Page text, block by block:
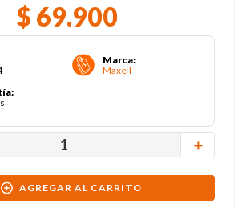
$ 69.900
Marca:
Maxell
:
＋
AGREGAR AL CARRITO